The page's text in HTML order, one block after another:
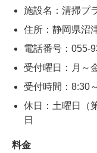
施設名：清掃プ
住所：静岡県沼
電話番号：055-
受付曜日：月～
受付時間：8:30
休日：土曜日（
日
料金